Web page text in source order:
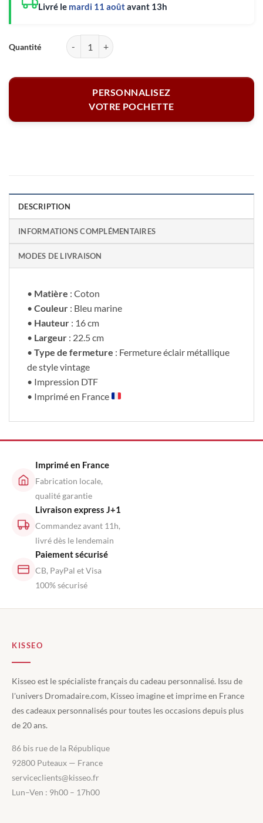
Livré le mardi 11 aoûtavant 13h
quantité de Pochette Bleu marine personnalisée - Maman parfaite,
PERSONNALISEZ
VOTRE POCHETTE
DESCRIPTION
INFORMATIONS COMPLÉMENTAIRES
MODES DE LIVRAISON
• Matière : Coton
• Couleur : Bleu marine
• Hauteur : 16 cm
• Largeur : 22.5 cm
• Type de fermeture : Fermeture éclair métallique
de style vintage
• Impression DTF
• Imprimé en France
Imprimé en France
Fabrication locale,
qualité garantie
Livraison express J+1
Commandez avant 11h,
livré dès le lendemain
Paiement sécurisé
CB, PayPal et Visa
100% sécurisé
KISSEO
Kisseo est le spécialiste français du cadeau personnalisé. Issu de
l'univers Dromadaire.com, Kisseo imagine et imprime en France
des cadeaux personnalisés pour toutes les occasions depuis plus
de 20 ans.
86 bis rue de la République
92800 Puteaux — France
serviceclients@kisseo.fr
Lun–Ven : 9h00 – 17h00